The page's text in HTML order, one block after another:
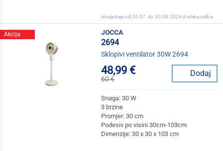
Akcija traje od 20.07. do 30.08.2026 ili isteka zaliha
Akcija
jocca
2694
Sklopivi ventilator 30W 2694
48,99 €
60 €
Dodaj
Snaga: 30 W
3 brzine
Promjer: 30 cm
Podesiv po visini 30cm-103cm
Dimenzije: 30 x 30 x 103 cm